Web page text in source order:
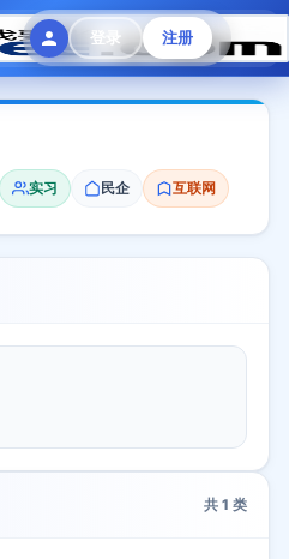
登录 注册
招聘中心 会员专区
实习 民企 互联网
共 1 类